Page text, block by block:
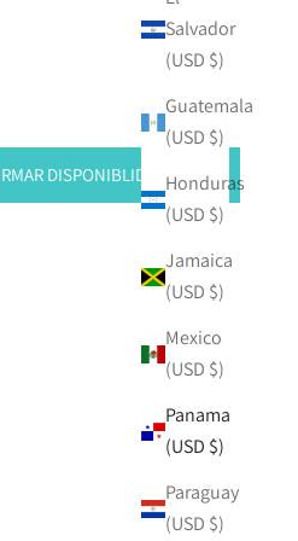
Salvador
(USD $)
Guatemala
(USD $)
Honduras
(USD $)
Jamaica
(USD $)
Mexico
(USD $)
Panama
(USD $)
Paraguay
(USD $)
DISPONIBLIDAD